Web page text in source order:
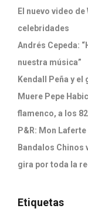
El nuevo video
celebridades
Andrés Cepeda:
nuestra música”
Kendall Peña y
Muere Pepe
flamenco, a los
P&R: Mon
Bandalos Chinos
gira por toda la
Etiquetas